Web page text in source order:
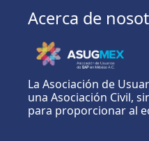
Acerca de
La Asociación de
una Asociación Civil,
para proporcionar al